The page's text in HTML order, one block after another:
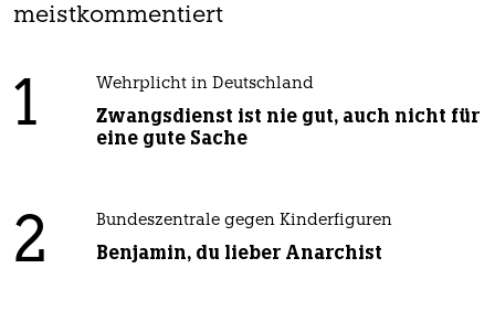
meistkommentiert
1 Wehrplicht in Deutschland
Zwangsdienst ist nie gut, auch nicht für
eine gute Sache
2 Bundeszentrale gegen Kinderfiguren
Benjamin, du lieber Anarchist